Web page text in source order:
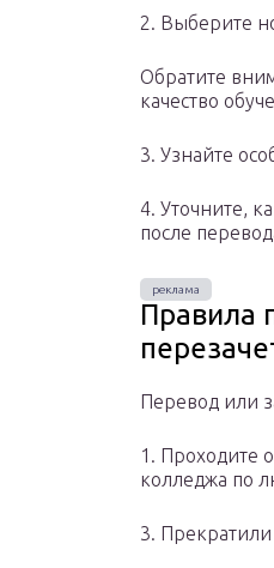
2. Выберите
Обратите
качество
3. Узнайте
4. Уточните,
после
Правила
Перевод или
1. Проходите
колледжа по
3.